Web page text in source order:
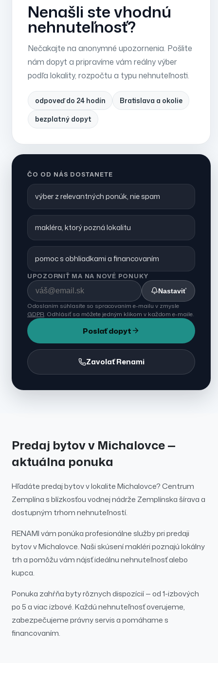
Nenašli ste vhodnú
nehnuteľnosť?
Nečakajte na anonymné upozornenia. Pošlite
nám dopyt a pripravíme vám reálny výber
podľa lokality, rozpočtu a typu nehnuteľnosti.
odpoveď do 24 hodín Bratislava a okolie
bezplatný dopyt
ČO OD NÁS DOSTANETE
výber z relevantných ponúk, nie spam
makléra, ktorý pozná lokalitu
pomoc s obhliadkami a financovaním
UPOZORNIŤ MA NA NOVÉ PONUKY
Nastaviť
Odoslaním súhlasíte so spracovaním e-mailu v zmysle
GDPR. Odhlásiť sa môžete jedným klikom v každom e-maile.
Poslať dopyt
Zavolať Renami
Predaj bytovv Michalovce—
aktuálna ponuka
Hľadátepredajbytovv lokaliteMichalovce?Centrum
Zemplína s blízkosťou vodnej nádrže Zemplínska šírava a
dostupným trhom nehnuteľností.
RENAMI vám ponúka profesionálne služby pripredaji
bytovvMichalovce. Naši skúsení makléri poznajú lokálny
trh a pomôžu vám nájsť ideálnu nehnuteľnosť alebo
kupca.
Ponuka zahŕňa byty rôznych dispozícií — od 1-izbových
po 5 a viac izbové.Každú nehnuteľnosť overujeme,
zabezpečujeme právny servis a pomáhame s
financovaním.